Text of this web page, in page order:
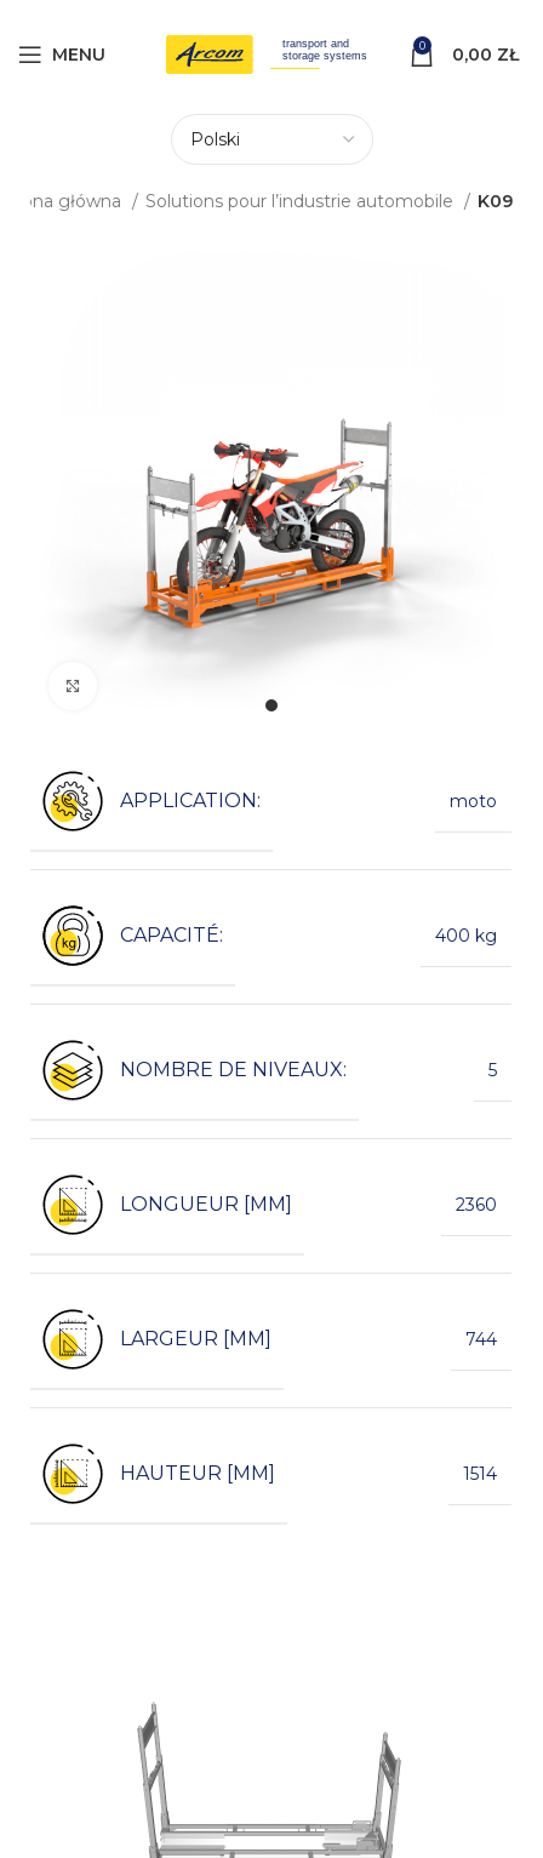
MENU 0 0,00 ZŁ
główna Solutions pour l’industrie automobile K09
APPLICATION: moto
CAPACITÉ: 400 kg
NOMBRE DE NIVEAUX: 5
LONGUEUR [MM] 2360
LARGEUR [MM] 744
HAUTEUR [MM] 1514